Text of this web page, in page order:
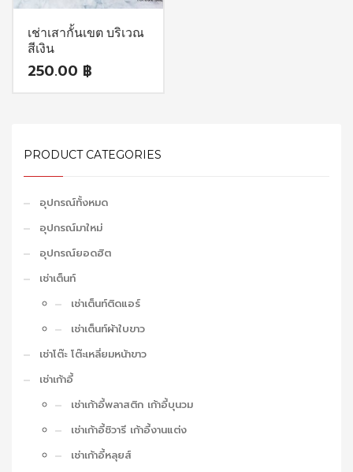
เช่าเสากั้นเขต บริเวณ
สีเงิน
250.00 ฿
PRODUCT CATEGORIES
อุปกรณ์ทั้งหมด
อุปกรณ์มาใหม่
อุปกรณ์ยอดฮิต
เช่าเต็นท์
เช่าเต็นท์ติดแอร์
เช่าเต็นท์ผ้าใบขาว
เช่าโต๊ะ โต๊ะเหลี่ยมหน้าขาว
เช่าเก้าอี้
เช่าเก้าอี้พลาสติก เก้าอี้บุนวม
เช่าเก้าอี้ชิวารี เก้าอี้งานแต่ง
เช่าเก้าอี้หลุยส์